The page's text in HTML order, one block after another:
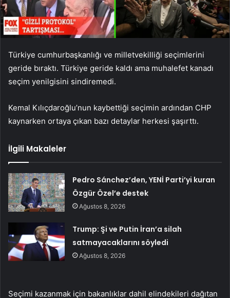
Türkiye cumhurbaşkanlığı ve milletvekilliği seçimlerini
geride bıraktı. Türkiye geride kaldı ama muhalefet kanadı
seçim yenilgisini sindiremedi.
Kemal Kılıçdaroğlu’nun kaybettiği seçimin ardından CHP
kaynarken ortaya çıkan bazı detaylar herkesi şaşırttı.
İlgili Makaleler
Pedro Sánchez’den, YENİ Parti’yi kuran
Özgür Özel’e destek
Ağustos 8, 2026
Trump: Şi ve Putin İran’a silah
satmayacaklarını söyledi
Ağustos 8, 2026
Seçimi kazanmak için bakanlıklar dahil elindekileri dağıtan